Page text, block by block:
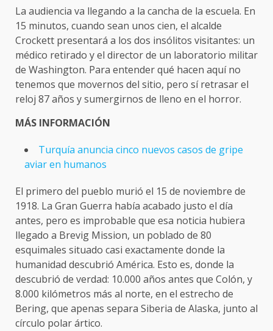
La audiencia va llegando a la cancha de la escuela. En
15 minutos, cuando sean unos cien, el alcalde
Crockett presentará a los dos insólitos visitantes: un
médico retirado y el director de un laboratorio militar
de Washington. Para entender qué hacen aquí no
tenemos que movernos del sitio, pero sí retrasar el
reloj 87 años y sumergirnos de lleno en el horror.
MÁS INFORMACIÓN
Turquía anuncia cinco nuevos casos de gripe
aviar en humanos
El primero del pueblo murió el 15 de noviembre de
1918. La Gran Guerra había acabado justo el día
antes, pero es improbable que esa noticia hubiera
llegado a Brevig Mission, un poblado de 80
esquimales situado casi exactamente donde la
humanidad descubrió América. Esto es, donde la
descubrió de verdad: 10.000 años antes que Colón, y
8.000 kilómetros más al norte, en el estrecho de
Bering, que apenas separa Siberia de Alaska, junto al
círculo polar ártico.